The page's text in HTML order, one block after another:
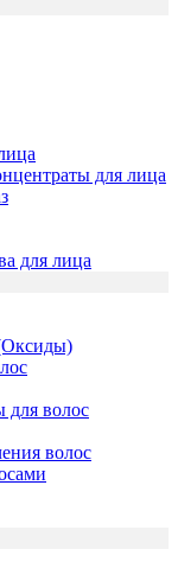
для лица
для лица
для волос
волос